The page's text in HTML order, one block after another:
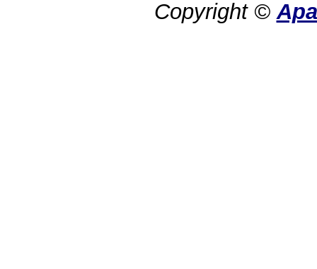
Copyright ©